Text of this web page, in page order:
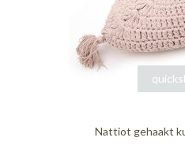
Nattiot gehaakt